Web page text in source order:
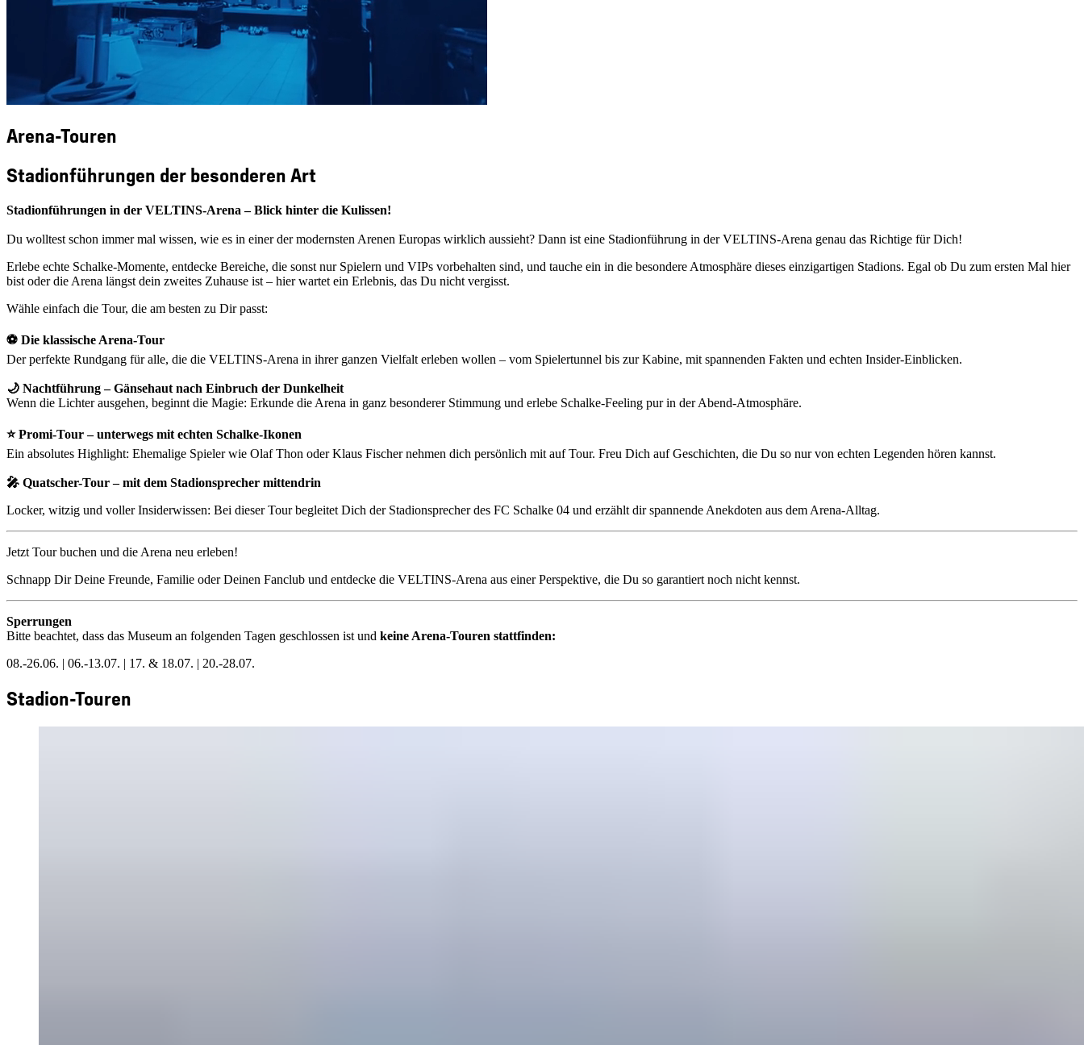
Arena-Touren
Stadionführungen der besonderen Art
Stadionführungen in der VELTINS-Arena – Blick hinter die Kulissen!
Du wolltest schon immer mal wissen, wie es in einer der modernsten Arenen Europas wirklich aussieht? Dann ist eine Stadionführung in der VELTINS-Arena genau das Richtige für Dich!
Erlebe echte Schalke-Momente, entdecke Bereiche, die sonst nur Spielern und VIPs vorbehalten sind, und tauche ein in die besondere Atmosphäre dieses einzigartigen Stadions. Egal ob Du zum ersten Mal hier
bist oder die Arena längst dein zweites Zuhause ist – hier wartet ein Erlebnis, das Du nicht vergisst.
Wähle einfach die Tour, die am besten zu Dir passt:
⚽ Die klassische Arena-Tour
Der perfekte Rundgang für alle, die die VELTINS-Arena in ihrer ganzen Vielfalt erleben wollen – vom Spielertunnel bis zur Kabine, mit spannenden Fakten und echten Insider-Einblicken.
🌙 Nachtführung – Gänsehaut nach Einbruch der Dunkelheit
Wenn die Lichter ausgehen, beginnt die Magie: Erkunde die Arena in ganz besonderer Stimmung und erlebe Schalke-Feeling pur in der Abend-Atmosphäre.
⭐ Promi-Tour – unterwegs mit echten Schalke-Ikonen
Ein absolutes Highlight: Ehemalige Spieler wie Olaf Thon oder Klaus Fischer nehmen dich persönlich mit auf Tour. Freu Dich auf Geschichten, die Du so nur von echten Legenden hören kannst.
🎤 Quatscher-Tour – mit dem Stadionsprecher mittendrin
Locker, witzig und voller Insiderwissen: Bei dieser Tour begleitet Dich der Stadionsprecher des FC Schalke 04 und erzählt dir spannende Anekdoten aus dem Arena-Alltag.
Jetzt Tour buchen und die Arena neu erleben!
Schnapp Dir Deine Freunde, Familie oder Deinen Fanclub und entdecke die VELTINS-Arena aus einer Perspektive, die Du so garantiert noch nicht kennst.
Sperrungen
Bitte beachtet, dass das Museum an folgenden Tagen geschlossen ist und keine Arena-Touren stattfinden:
08.-26.06. | 06.-13.07. | 17. & 18.07. | 20.-28.07.
Stadion-Touren